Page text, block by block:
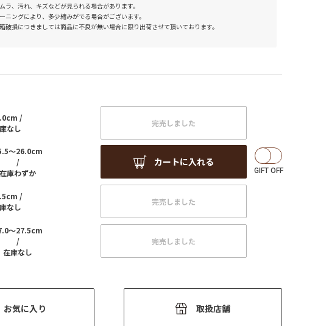
ラ、汚れ、キズなどが見られる場合があります。
ニングにより、多少縮みがでる場合がございます。
破損につきましては商品に不良が無い場合に限り出荷させて頂いております。
/
なし
完売しました
～26.0cm
/
在庫わずか
カートに入れる
/
なし
完売しました
～27.5cm
/
在庫なし
完売しました
お気に入り 取扱店舗